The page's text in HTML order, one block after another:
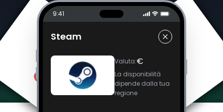
9:41
Steam
Valuta:€
La disponibilità
dipende dalla tua
regione